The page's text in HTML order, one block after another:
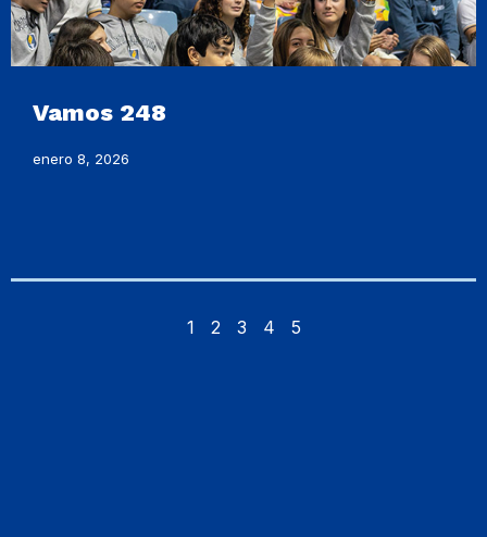
Vamos 248
enero 8, 2026
1 2 3 4 5